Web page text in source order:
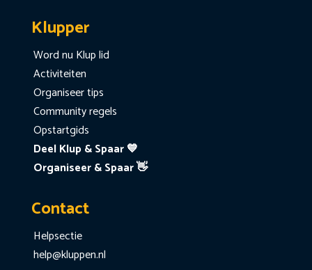
Klupper
Word nu Klup lid
Activiteiten
Organiseer tips
Community regels
Opstartgids
Deel Klup & Spaar 💙
Organiseer & Spaar 👋
Contact
Helpsectie
help@kluppen.nl